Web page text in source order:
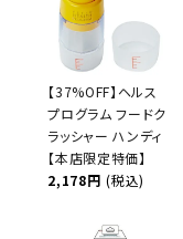
【37%OFF】ヘルス
プログラム フードク
ラッシャー ハンディ
【本店限定特価】
2,178円 (税込)